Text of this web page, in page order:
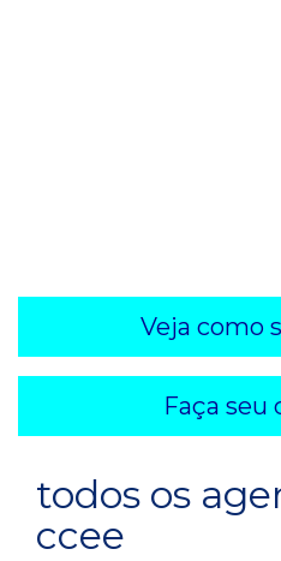
Veja como
Faça seu
todos os
ccee